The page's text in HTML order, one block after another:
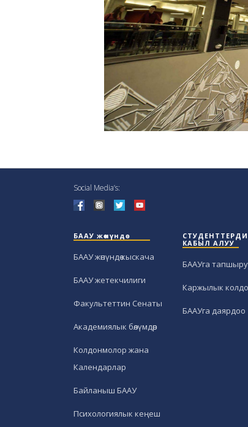
Social Media’s:
БААУ жөнүндө
БААУ жөнүндө кыскача
БААУ жетекчилиги
Факультеттин Сенаты
Академиялык бөлүмдөр
Колдонмолор жана
Календарлар
Байланыш БААУ
Психологиялык кеңеш
СТУДЕНТТЕРДИ
КАБЫЛ АЛУУ
БААУга
Каржылык
БААУга даярдоо